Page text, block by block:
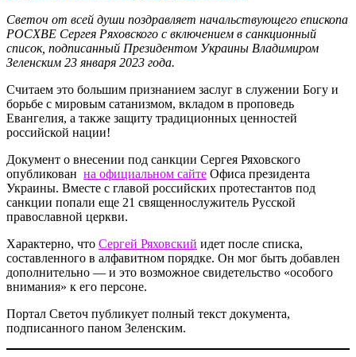
Светоч от всей души поздравляет начальствующего епископа
РОСХВЕ Сергея Ряховского с включением в санкционный
список, подписанный Президентом Украины Владимиром
Зеленским 23 января 2023 года.
Считаем это большим признанием заслуг в служении Богу и
борьбе с мировым сатанизмом, вкладом в проповедь
Евангелия, а также защиту традиционных ценностей
российской нации!
Документ о внесении под санкции Сергея Ряховского
опубликован на официальном сайте Офиса президента
Украины. Вместе с главой российских протестантов под
санкции попали еще 21 священнослужитель Русской
православной церкви.
Характерно, что Сергей Ряховский идет после списка,
составленного в алфавитном порядке. Он мог быть добавлен
дополнительно — и это возможное свидетельство «особого
внимания» к его персоне.
Портал Светоч публикует полный текст документа,
подписанного паном Зеленским.